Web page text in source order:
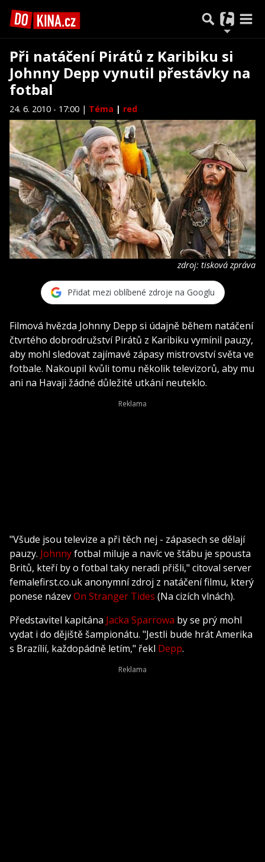
Při natáčení Pirátů z Karibiku si
Johnny Depp vynutil přestávky na
fotbal
24. 6. 2010 - 17:00 | Téma | red
zdroj: tisková zpráva
Přidat mezi oblíbené zdroje na Googlu
Filmová hvězda Johnny Depp si údajně během natáčení
čtvrtého dobrodružství Pirátů z Karibiku vymínil pauzy,
aby mohl sledovat zajímavé zápasy mistrovství světa ve
fotbale. Nakoupil kvůli tomu několik televizorů, aby mu
ani na Havaji žádné důležité utkání neuteklo.
"Všude jsou televize a při těch nej - zápasech se dělají
pauzy. Johnnyfotbal miluje a navíc ve štábu je spousta
Britů, kteří by o fotbal taky neradi přišli," citoval server
femalefirst.co.uk anonymní zdroj z natáčení filmu, který
ponese názevOn Stranger Tides (Na cizích vlnách).
Představitel kapitána Jacka Sparrowa by se prý mohl
vydat i do dějiště šampionátu. "Jestli bude hrát Amerika
s Brazílií, každopádně letím," řekl Depp.